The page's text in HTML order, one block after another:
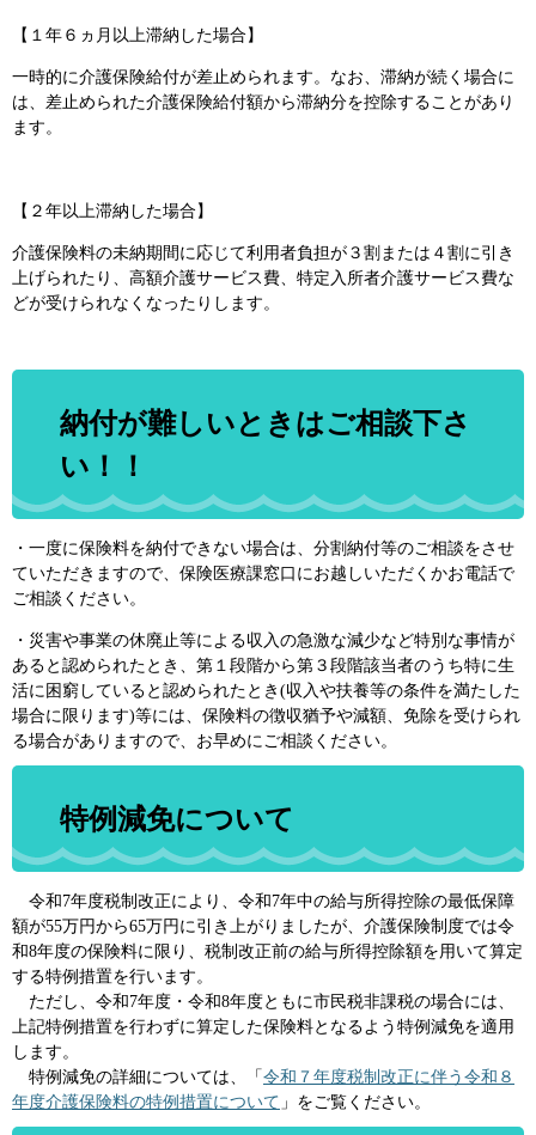
【１年６ヵ月以上滞納した場合】
一時的に介護保険給付が差止められます。なお、滞納が続く場合に
は、差止められた介護保険給付額から滞納分を控除することがあり
ます。
【２年以上滞納した場合】
介護保険料の未納期間に応じて利用者負担が３割または４割に引き
上げられたり、高額介護サービス費、特定入所者介護サービス費な
どが受けられなくなったりします。
納付が難しいときはご相談下さ
い！！
・一度に保険料を納付できない場合は、分割納付等のご相談をさせ
ていただきますので、保険医療課窓口にお越しいただくかお電話で
ご相談ください。
・災害や事業の休廃止等による収入の急激な減少など特別な事情が
あると認められたとき、第１段階から第３段階該当者のうち特に生
活に困窮していると認められたとき(収入や扶養等の条件を満たした
場合に限ります)等には、保険料の徴収猶予や減額、免除を受けられ
る場合がありますので、お早めにご相談ください。
特例減免について
令和7年度税制改正により、令和7年中の給与所得控除の最低保障
額が55万円から65万円に引き上がりましたが、介護保険制度では令
和8年度の保険料に限り、税制改正前の給与所得控除額を用いて算定
する特例措置を行います。
ただし、令和7年度・令和8年度ともに市民税非課税の場合には、
上記特例措置を行わずに算定した保険料となるよう特例減免を適用
します。
特例減免の詳細については、「 令和７年度税制改正に伴う令和８
年度介護保険料の特例措置について 」をご覧ください。